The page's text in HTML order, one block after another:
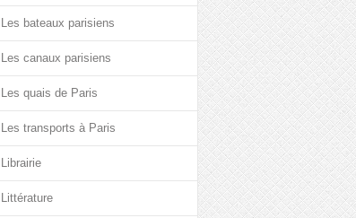
Les bateaux parisiens
Les canaux parisiens
Les quais de Paris
Les transports à Paris
Librairie
Littérature